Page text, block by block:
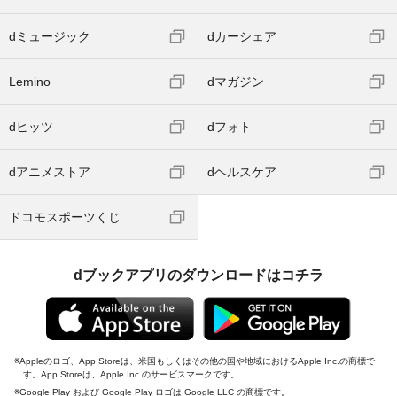
dミュージック dカーシェア
Lemino dマガジン
dヒッツ dフォト
dアニメストア dヘルスケア
ドコモスポーツくじ
dブックアプリのダウンロードはコチラ
Appleのロゴ、App Storeは、米国もしくはその他の国や地域におけるApple Inc.の商標で
す。App Storeは、Apple Inc.のサービスマークです。
Google Play および Google Play ロゴは Google LLC の商標です。